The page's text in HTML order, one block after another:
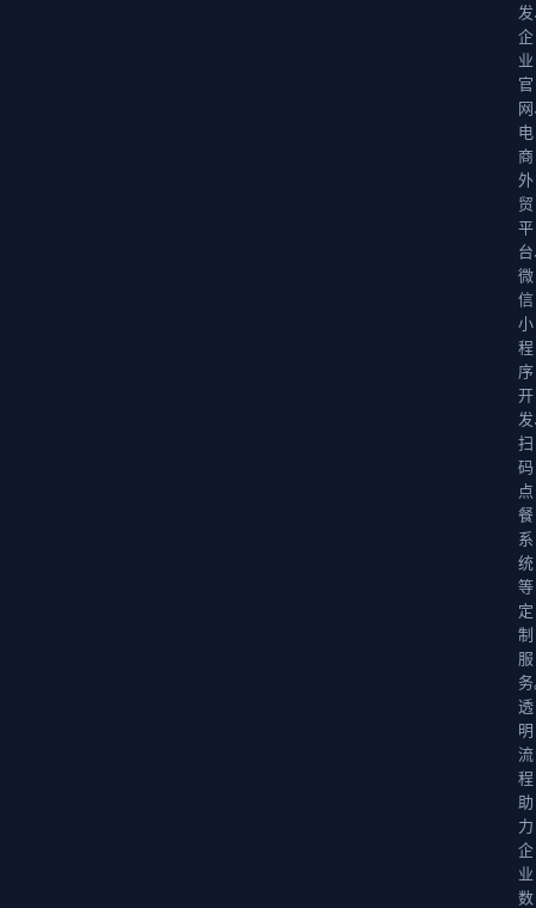
企
业
官
电
商
外
贸
平
微
信
小
程
序
开
扫
码
点
餐
系
统
等
定
制
服
透
明
流
助
力
企
业
数